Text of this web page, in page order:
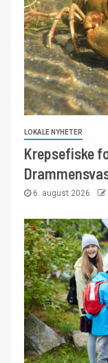
LOKALE NYHETER
Krepsefiske
6. august 2026